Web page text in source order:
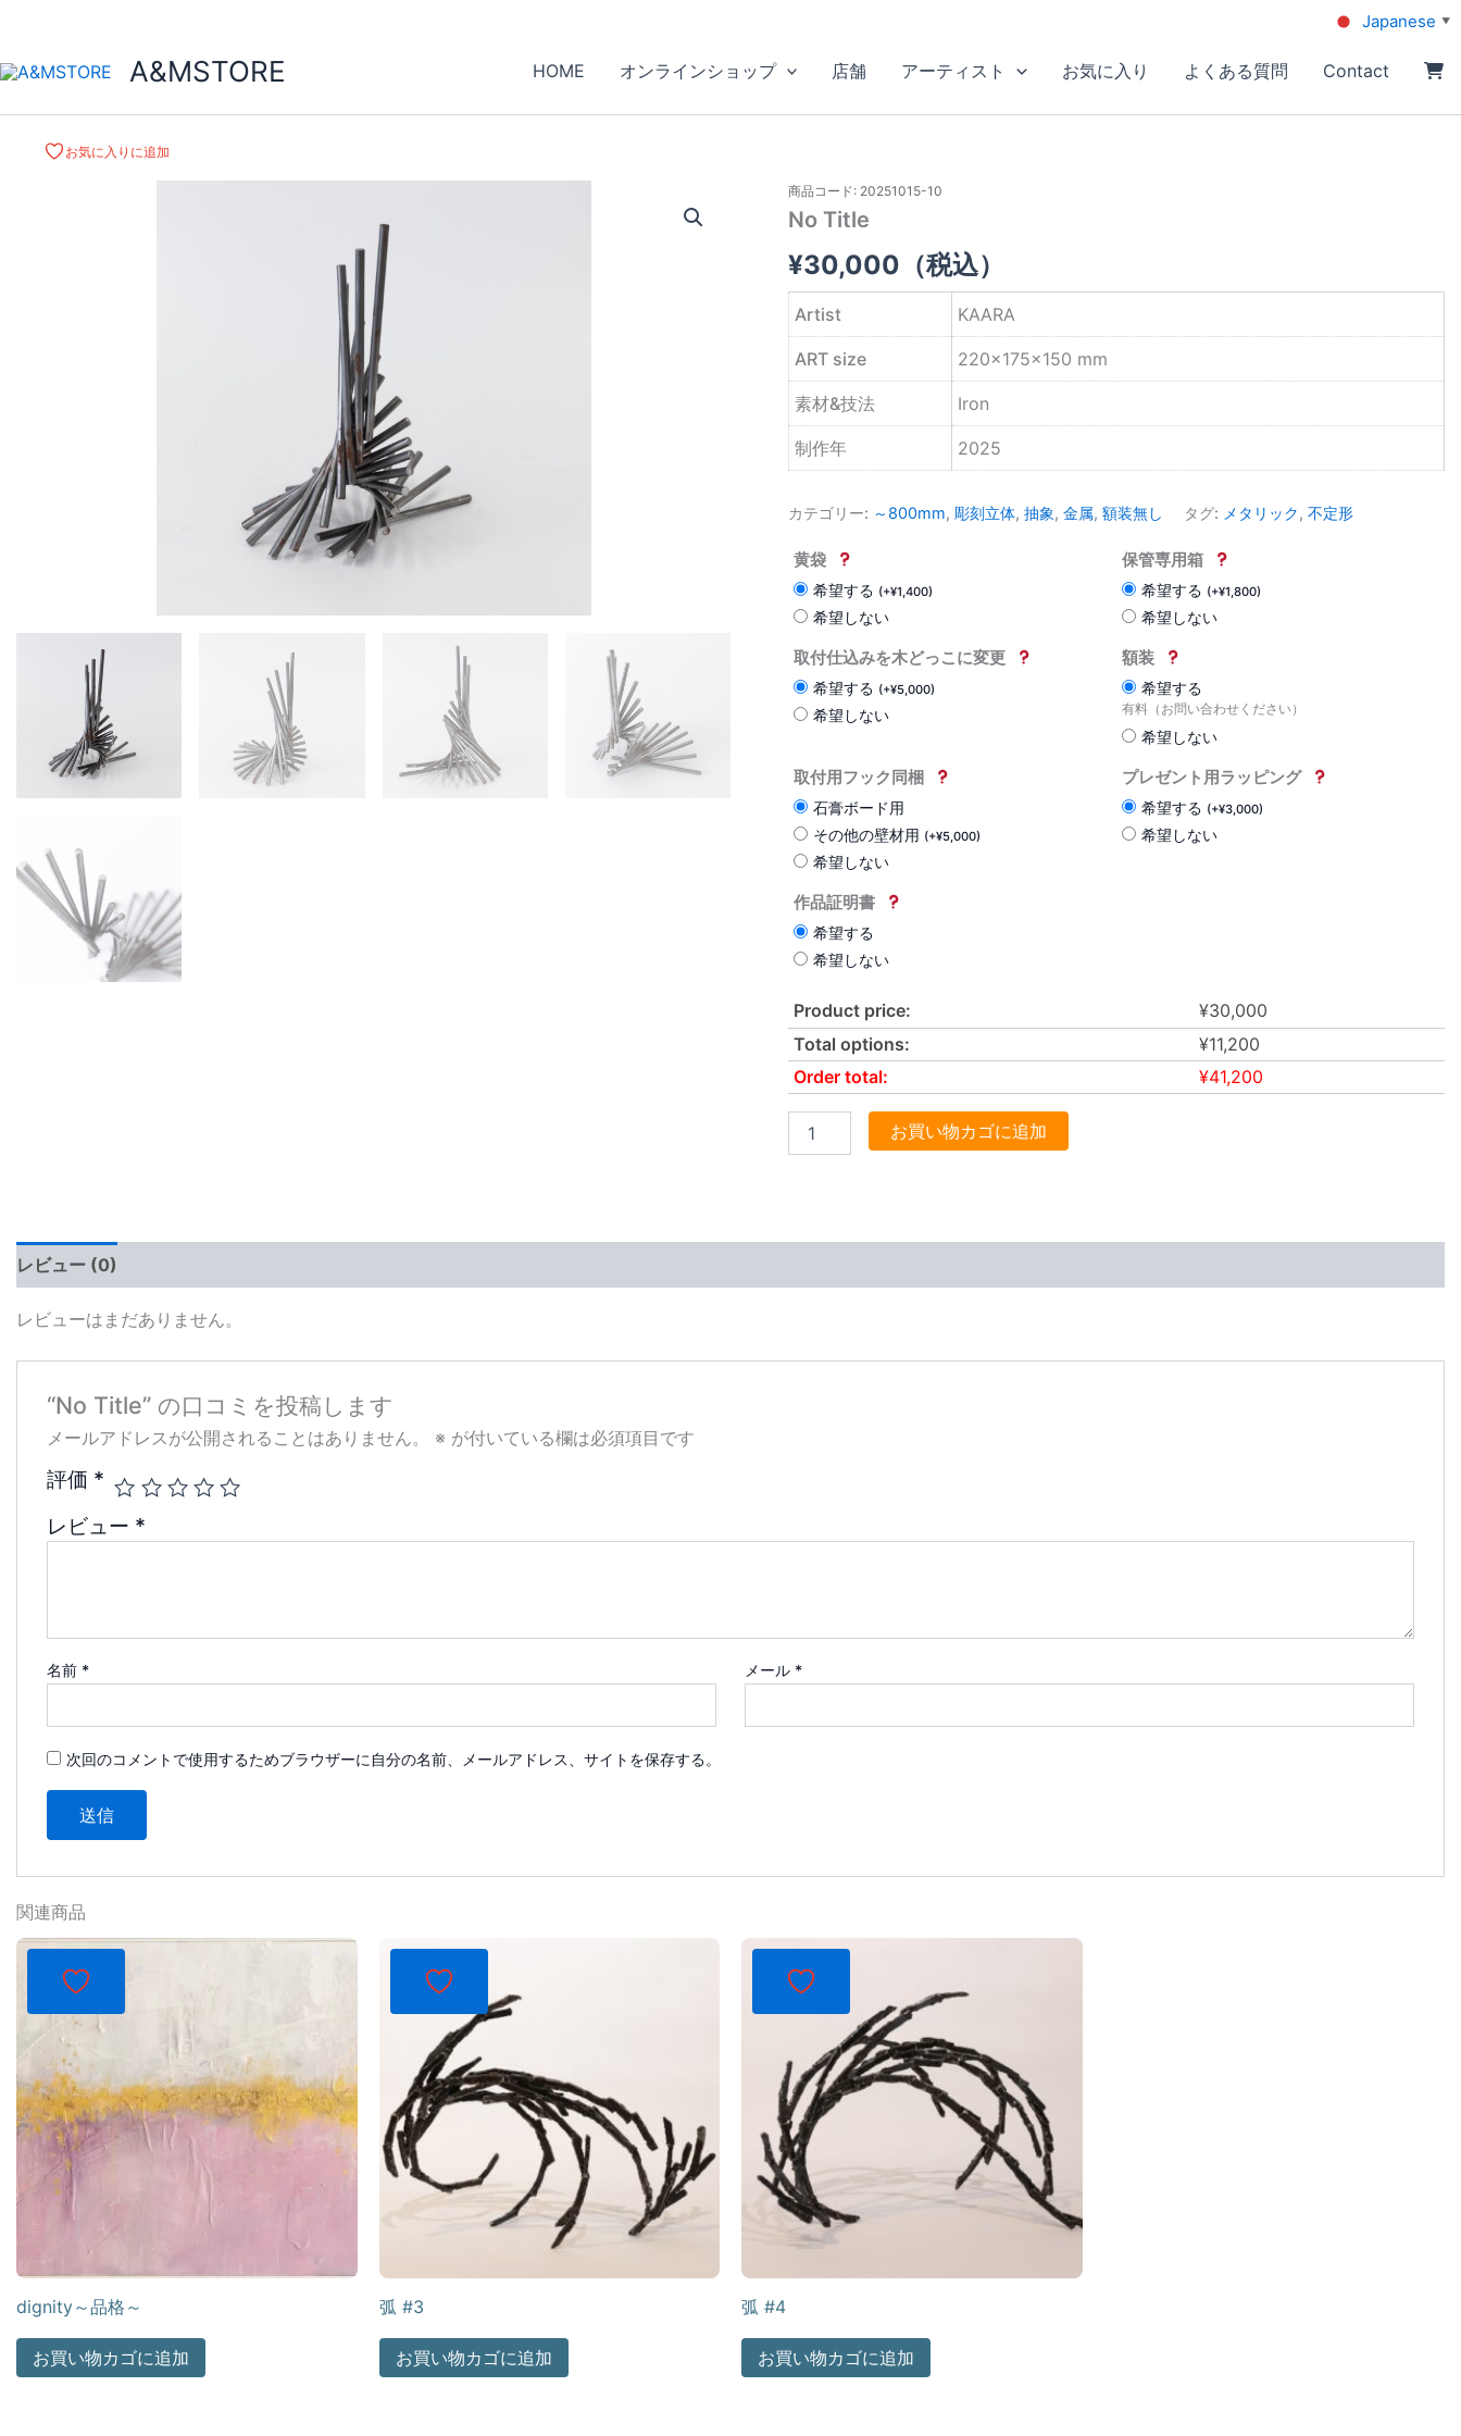
A&MSTORE HOME オンラインショップ 店舗 アーティスト お気に入り よくある質問 Contact
お気に入りに追加
商品コード: 20251015-10
No Title
¥30,000 （税込）
Artist KAARA
ART size 220×175×150 mm
素材&技法 Iron
制作年 2025
カテゴリー: ～800mm, 彫刻立体, 抽象, 金属, 額装無し タグ: メタリック, 不定形
黄袋
希望する (+¥1,400)
希望しない
保管専用箱
希望する (+¥1,800)
希望しない
取付仕込みを木どっこに変更
希望する (+¥5,000)
希望しない
額装
希望する
有料（お問い合わせください）
希望しない
取付用フック同梱
石膏ボード用
その他の壁材用 (+¥5,000)
希望しない
プレゼント用ラッピング
希望する (+¥3,000)
希望しない
作品証明書
希望する
希望しない
Product price: ¥30,000
Total options:
¥11,200
Order total:
¥41,200
お買い物カゴに追加
レビュー (0)
レビューはまだありません。
“No Title” の口コミを投稿します
メールアドレスが公開されることはありません。 ※ が付いている欄は必須項目です
評価 *
レビュー *
名前 * メール *
次回のコメントで使用するためブラウザーに自分の名前、メールアドレス、サイトを保存する。
関連商品
dignity～品格～
お買い物カゴに追加
弧 #3
お買い物カゴに追加
弧 #4
お買い物カゴに追加
Japanese ▼